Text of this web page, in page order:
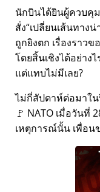
นักบินได้ยินผู้ควบคุ
สั่ง เปลี่ยนเส้นทางน่
ถูกยิงตก เรื่องราว
โดยสิ้นเชิงได้อย่าง
แต่แทบไม่มีเลย?
ไม่กี่สัปดาห์ต่อมาใ
🚩 NATO เมื่อวันที่
เหตุการณ์นั้น เพื่อน